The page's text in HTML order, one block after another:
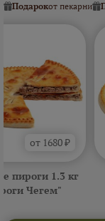
Подарокот пекарни
от 1680 ₽
пироги 1.3 кг
Чегем"